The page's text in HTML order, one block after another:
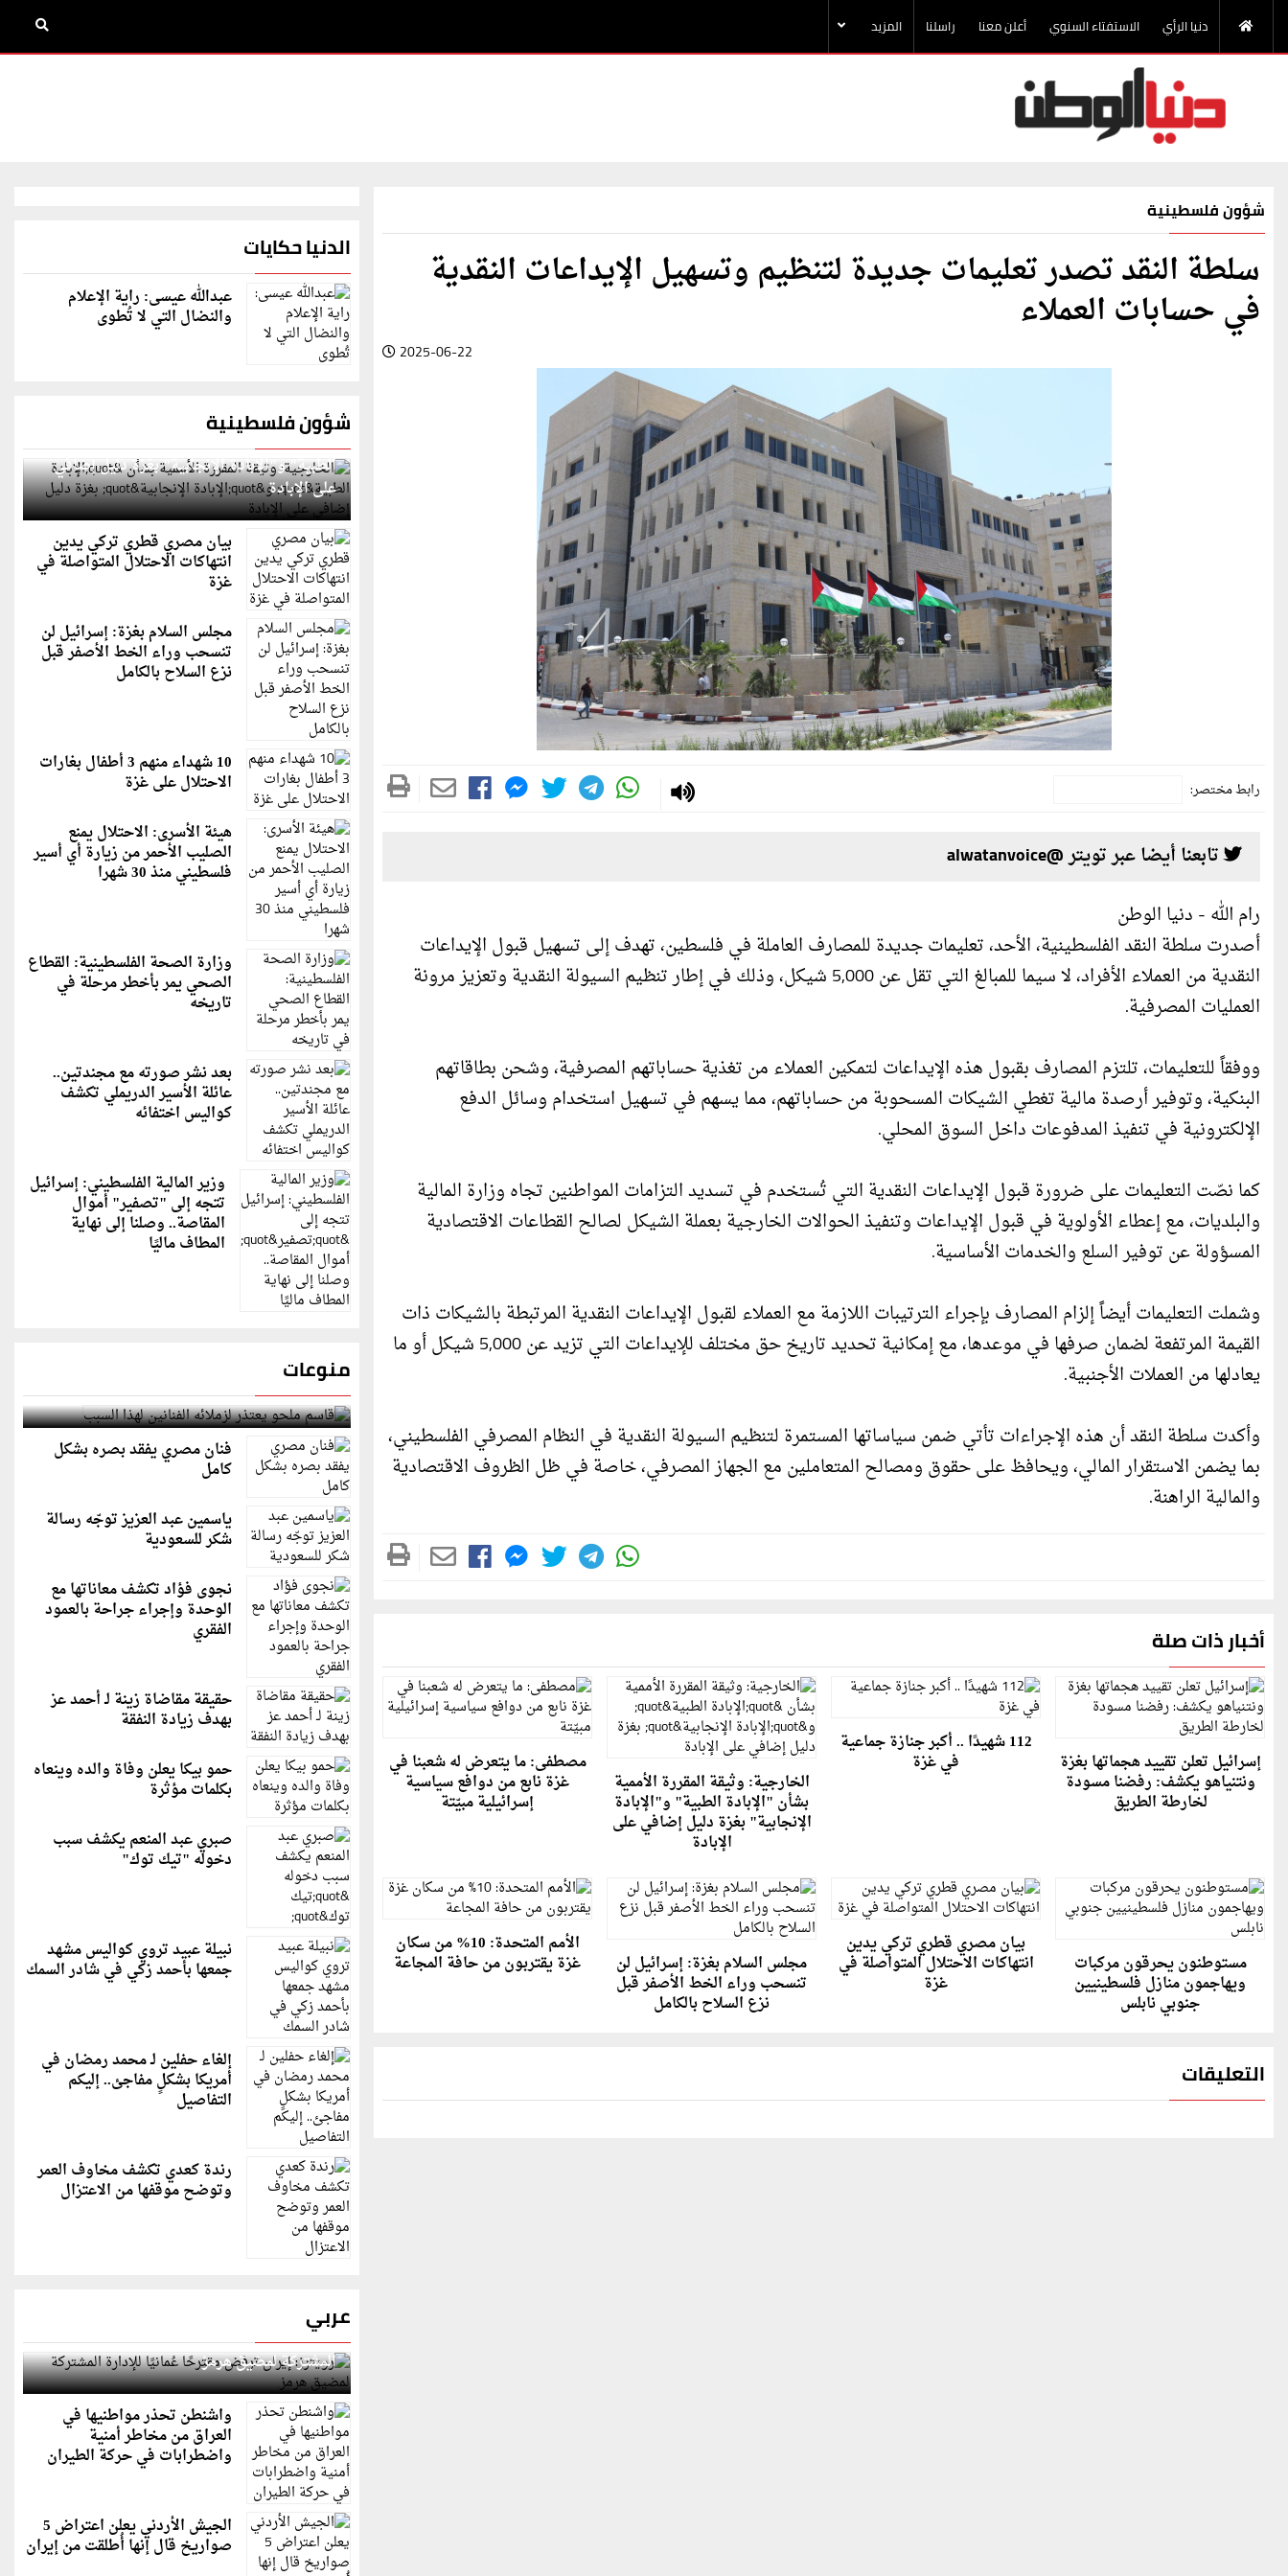
دنيا الرأي الاستفتاء السنوي أعلن معنا راسلنا المزيد
شؤون فلسطينية
سلطة النقد تصدر تعليمات جديدة لتنظيم وتسهيل الإيداعات النقدية
في حسابات العملاء
2025-06-22
رابط مختصر:
تابعنا أيضا عبر تويتر @alwatanvoice
رام الله - دنيا الوطن
أصدرت سلطة النقد الفلسطينية، الأحد، تعليمات جديدة للمصارف العاملة في فلسطين، تهدف إلى تسهيل قبول الإيداعات
النقدية من العملاء الأفراد، لا سيما للمبالغ التي تقل عن 5,000 شيكل، وذلك في إطار تنظيم السيولة النقدية وتعزيز مرونة
العمليات المصرفية.
ووفقاً للتعليمات، تلتزم المصارف بقبول هذه الإيداعات لتمكين العملاء من تغذية حساباتهم المصرفية، وشحن بطاقاتهم
البنكية، وتوفير أرصدة مالية تغطي الشيكات المسحوبة من حساباتهم، مما يسهم في تسهيل استخدام وسائل الدفع
الإلكترونية في تنفيذ المدفوعات داخل السوق المحلي.
كما نصّت التعليمات على ضرورة قبول الإيداعات النقدية التي تُستخدم في تسديد التزامات المواطنين تجاه وزارة المالية
والبلديات، مع إعطاء الأولوية في قبول الإيداعات وتنفيذ الحوالات الخارجية بعملة الشيكل لصالح القطاعات الاقتصادية
المسؤولة عن توفير السلع والخدمات الأساسية.
وشملت التعليمات أيضاً إلزام المصارف بإجراء الترتيبات اللازمة مع العملاء لقبول الإيداعات النقدية المرتبطة بالشيكات ذات
القيمة المرتفعة لضمان صرفها في موعدها، مع إمكانية تحديد تاريخ حق مختلف للإيداعات التي تزيد عن 5,000 شيكل أو ما
يعادلها من العملات الأجنبية.
وأكدت سلطة النقد أن هذه الإجراءات تأتي ضمن سياساتها المستمرة لتنظيم السيولة النقدية في النظام المصرفي الفلسطيني،
بما يضمن الاستقرار المالي، ويحافظ على حقوق ومصالح المتعاملين مع الجهاز المصرفي، خاصة في ظل الظروف الاقتصادية
والمالية الراهنة.
أخبار ذات صلة
إسرائيل تعلن تقييد هجماتها بغزة
ونتنياهو يكشف: رفضنا مسودة
لخارطة الطريق
112 شهيدًا .. أكبر جنازة جماعية
في غزة
الخارجية: وثيقة المقررة الأممية
بشأن "الإبادة الطبية" و"الإبادة
الإنجابية" بغزة دليل إضافي على
الإبادة
مصطفى: ما يتعرض له شعبنا في
غزة نابع من دوافع سياسية
إسرائيلية مبيّتة
مستوطنون يحرقون مركبات
ويهاجمون منازل فلسطينيين
جنوبي نابلس
بيان مصري قطري تركي يدين
انتهاكات الاحتلال المتواصلة في
غزة
مجلس السلام بغزة: إسرائيل لن
تنسحب وراء الخط الأصفر قبل
نزع السلاح بالكامل
الأمم المتحدة: 10% من سكان
غزة يقتربون من حافة المجاعة
التعليقات
الدنيا حكايات
عبدالله عيسى: راية الإعلام
والنضال التي لا تُطوى
شؤون فلسطينية
الخارجية: وثيقة المقررة الأممية بشأن "الإبادة
الطبية" و"الإبادة الإنجابية" بغزة دليل إضافي
على الإبادة
بيان مصري قطري تركي يدين
انتهاكات الاحتلال المتواصلة في
غزة
مجلس السلام بغزة: إسرائيل لن
تنسحب وراء الخط الأصفر قبل
نزع السلاح بالكامل
10 شهداء منهم 3 أطفال بغارات
الاحتلال على غزة
هيئة الأسرى: الاحتلال يمنع
الصليب الأحمر من زيارة أي أسير
فلسطيني منذ 30 شهرا
وزارة الصحة الفلسطينية: القطاع
الصحي يمر بأخطر مرحلة في
تاريخه
بعد نشر صورته مع مجندتين..
عائلة الأسير الدريملي تكشف
كواليس اختفائه
وزير المالية الفلسطيني: إسرائيل
تتجه إلى "تصفير" أموال
المقاصة.. وصلنا إلى نهاية
المطاف ماليًا
منوعات
قاسم ملحو يعتذر لزملائه الفنانين لهذا السبب
فنان مصري يفقد بصره بشكل
كامل
ياسمين عبد العزيز توجّه رسالة
شكر للسعودية
نجوى فؤاد تكشف معاناتها مع
الوحدة وإجراء جراحة بالعمود
الفقري
حقيقة مقاضاة زينة لـ أحمد عز
بهدف زيادة النفقة
حمو بيكا يعلن وفاة والده وينعاه
بكلمات مؤثرة
صبري عبد المنعم يكشف سبب
دخوله "تيك توك"
نبيلة عبيد تروي كواليس مشهد
جمعها بأحمد زكي في شادر السمك
إلغاء حفلين لـ محمد رمضان في
أمريكا بشكلٍ مفاجئ.. إليكم
التفاصيل
رندة كعدي تكشف مخاوف العمر
وتوضح موقفها من الاعتزال
عربي
رويترز: إيران ترفض مقترحًا عُمانيًا للإدارة
المشتركة لمضيق هرمز
واشنطن تحذر مواطنيها في
العراق من مخاطر أمنية
واضطرابات في حركة الطيران
الجيش الأردني يعلن اعتراض 5
صواريخ قال إنها أُطلقت من إيران